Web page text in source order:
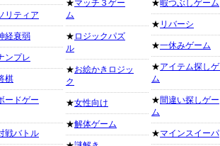
リティア
経衰弱
ンプレ
棋
ードゲー
戦バトル
★マッチ３ゲー
ム
★ ロジックパズ
ル
★お絵かきロジッ
ク
★女性向け
★解体ゲーム
★暇つぶしゲーム
★ リバーシ
★一休みゲーム
★アイテム探し
ム
★間違い探しゲー
ム
★マインスイーパ